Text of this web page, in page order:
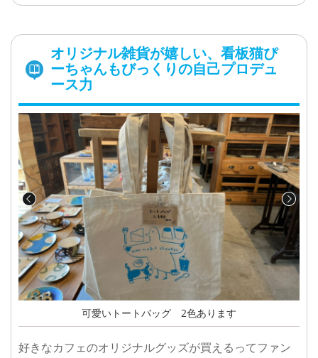
オリジナル雑貨が嬉しい、看板猫ぴ
ーちゃんもびっくりの自己プロデュ
ース力
可愛いトートバッグ 2色あります
好きなカフェのオリジナルグッズが買えるってファン